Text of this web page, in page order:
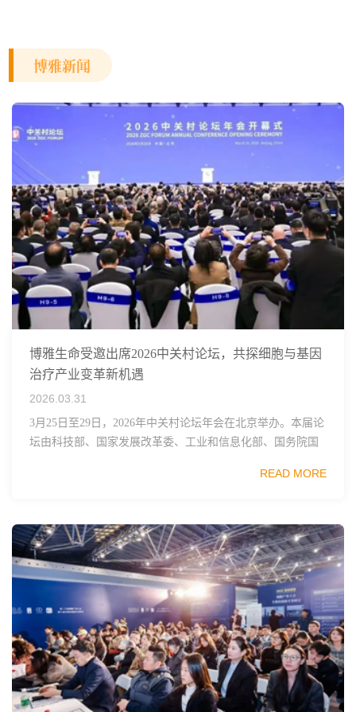
博雅新闻
博雅生命受邀出席2026中关村论坛，共探细胞与基因
治疗产业变革新机遇
2026.03.31
3月25日至29日，2026年中关村论坛年会在北京举办。本届论
坛由科技部、国家发展改革委、工业和信息化部、国务院国
READ MORE